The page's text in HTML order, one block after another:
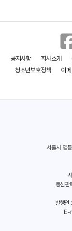
공지사항 회사소개
청소년보호정책
이
서울시 영
통신
발행인
E-